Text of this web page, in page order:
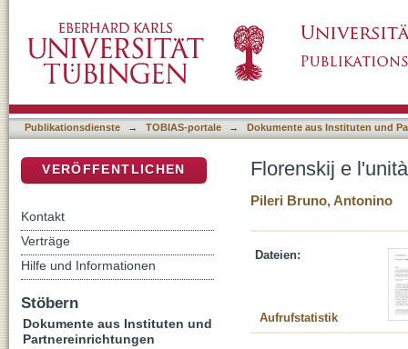
Publikationsdienste → TOBIAS-portale → Dokumente aus Instituten und
Florenskij e
Pileri Bruno, Antonino
Dateien:
Aufrufstatistik
VERÖFFENTLICHEN
Kontakt
Verträge
Hilfe und Informationen
Stöbern
Dokumente aus Instituten und
Partnereinrichtungen